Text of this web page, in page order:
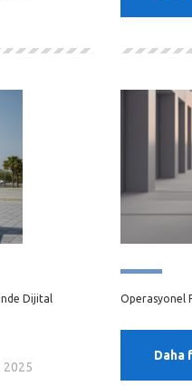
Dijital
2025
Operasyonel
Daha